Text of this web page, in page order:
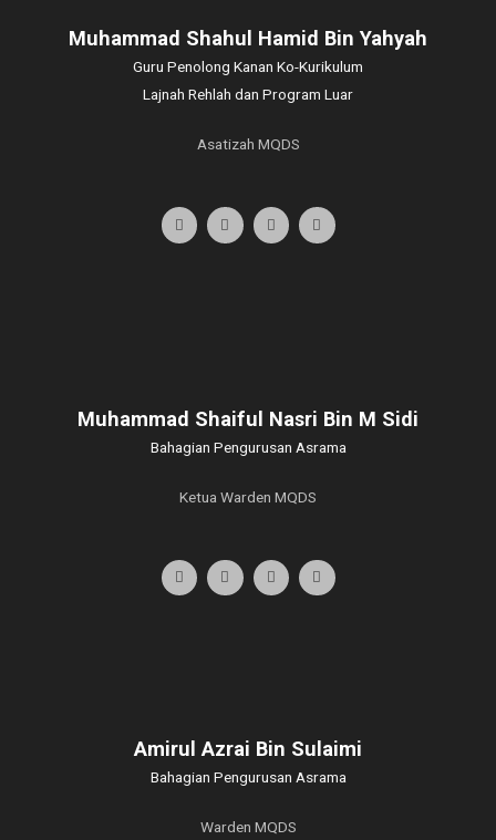
Muhammad Shahul Hamid Bin Yahyah
Guru Penolong Kanan Ko-Kurikulum
Lajnah Rehlah dan Program Luar
Asatizah MQDS
Muhammad Shaiful Nasri Bin M Sidi
Bahagian Pengurusan Asrama
Ketua Warden MQDS
Amirul Azrai Bin Sulaimi
Bahagian Pengurusan Asrama
Warden MQDS